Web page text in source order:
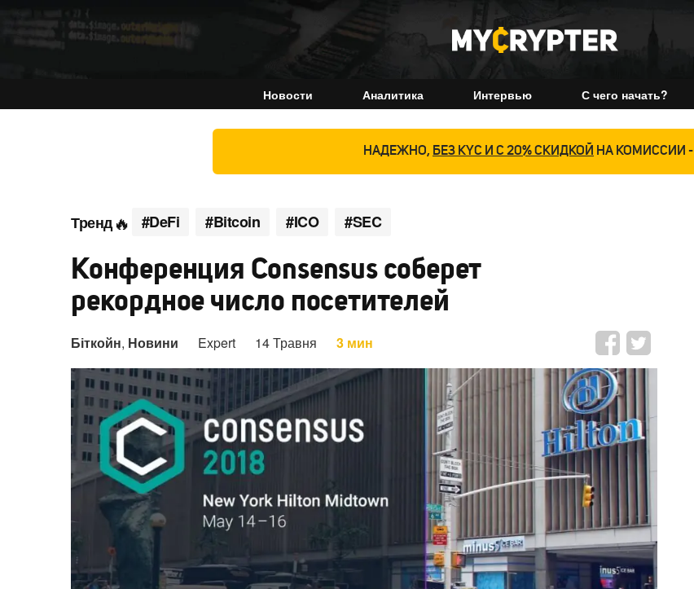
Новости Аналитика Интервью С чего начать?
НАДЕЖНО, БЕЗ KYC И С 20% СКИДКОЙ НА КОМИССИИ -
Тренд #DeFi #Bitcoin #ICO #SEC
Конференция Consensus соберет
рекордное число посетителей
Біткойн, Новини Expert 14 Травня 3 мин